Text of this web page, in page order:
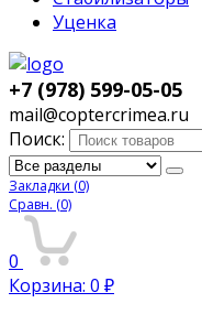
Уценка
+7 (978) 599-05-05
mail@coptercrimea.ru
Поиск:
Закладки (0)
Сравн. (0)
0
Корзина: 0 ₽